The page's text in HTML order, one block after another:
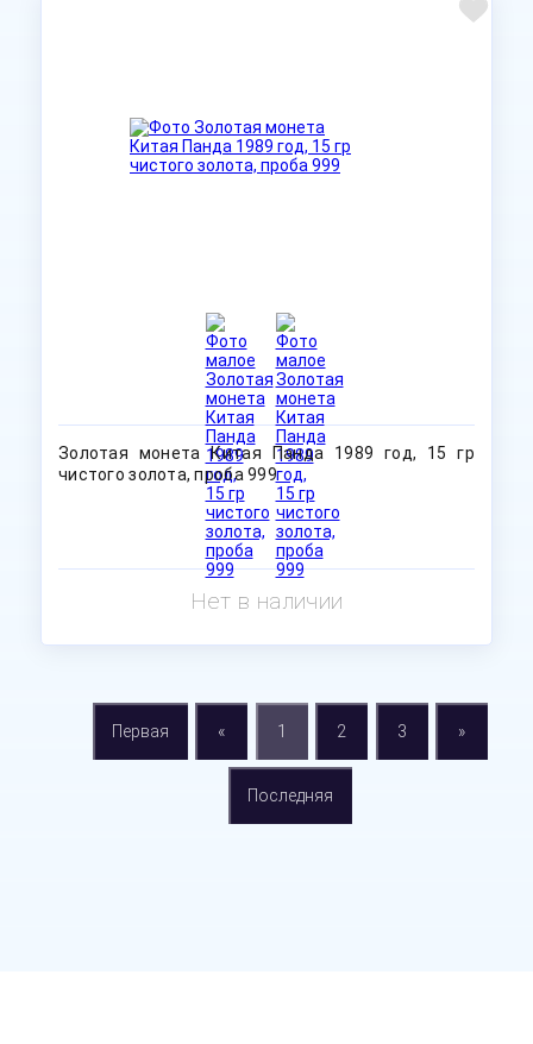
Золотая монета Китая Панда 1989 год, 15 гр
чистого золота, проба 999
Нет в наличии
Первая « 1 2 3 »
Последняя